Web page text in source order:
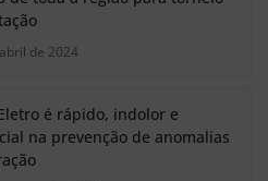
de 2024
é rápido, indolor e
na prevenção de anomalias